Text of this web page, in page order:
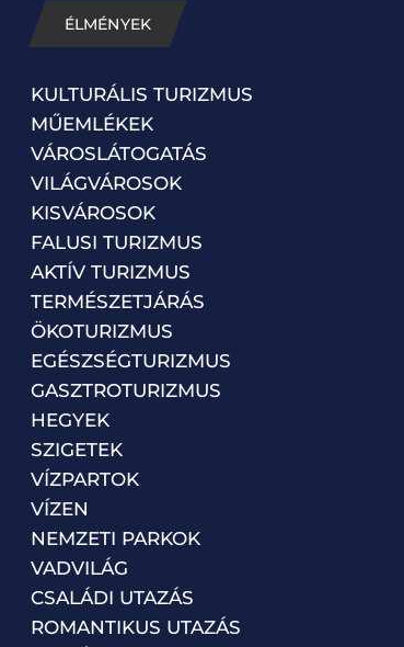
ÉLMÉNYEK
KULTURÁLIS TURIZMUS
MŰEMLÉKEK
VÁROSLÁTOGATÁS
VILÁGVÁROSOK
KISVÁROSOK
FALUSI TURIZMUS
AKTÍV TURIZMUS
TERMÉSZETJÁRÁS
ÖKOTURIZMUS
EGÉSZSÉGTURIZMUS
GASZTROTURIZMUS
HEGYEK
SZIGETEK
VÍZPARTOK
VÍZEN
NEMZETI PARKOK
VADVILÁG
CSALÁDI UTAZÁS
ROMANTIKUS UTAZÁS